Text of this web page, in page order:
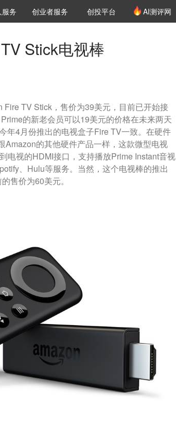
机构库
位推介
务 创投氪堂
创业者服务 创投平台 AI测评网
Stick电视棒
TV Stick，售价为39美元，目前已开始接
的新老会员可以19美元的价格在未来两天
年4月份推出的电视盒子Fire TV一致。在硬件
的其他硬件产品一样，这款微型电视
电视的HDMI接口，支持播放Prime Instant音视
、Hulu等服务。当然，这个电视棒的推出
售价为60美元。